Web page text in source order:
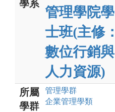
學系
管理學院學
士班(主修：
數位行銷與
人力資源)
所屬
學群
管理學群
企業管理學類